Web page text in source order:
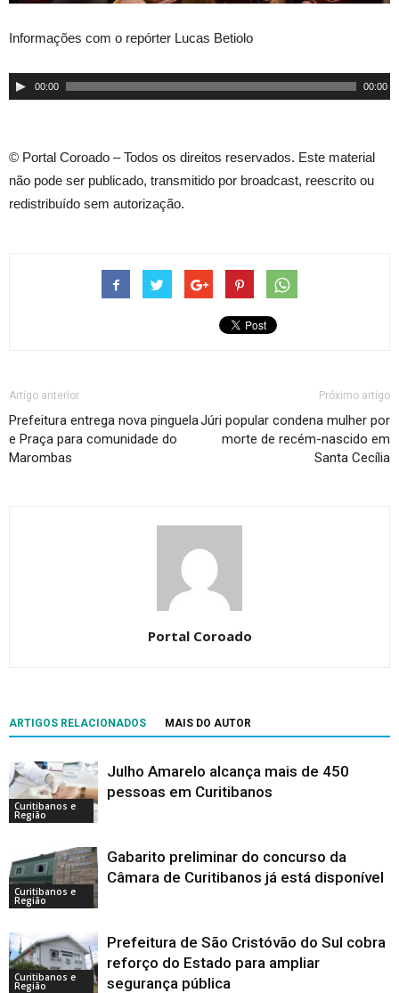
Informações com o repórter Lucas Betiolo
Tocador
00:00 00:00
© Portal Coroado – Todos os direitos reservados. Este material
não pode ser publicado, transmitido por broadcast, reescrito ou
redistribuído sem autorização.
Artigo anterior
Prefeitura entrega nova pinguela
e Praça para comunidade do
Marombas
Próximo artigo
Júri popular condena mulher por
morte de recém-nascido em
Santa Cecília
Portal Coroado
ARTIGOS RELACIONADOS MAIS DO AUTOR
Curitibanos e
Região
Julho Amarelo alcança mais de 450
pessoas em Curitibanos
Curitibanos e
Região
Gabarito preliminar do concurso da
Câmara de Curitibanos já está disponível
Curitibanos e
Região
Prefeitura de São Cristóvão do Sul cobra
reforço do Estado para ampliar
segurança pública